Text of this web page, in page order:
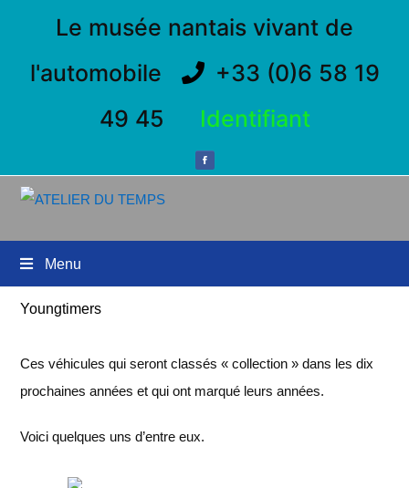
Le musée nantais vivant de
l'automobile
+33 (0)6 58 19
49 45
Identifiant
Menu
Youngtimers
Ces véhicules qui seront classés « collection » dans les dix
prochaines années et qui ont marqué leurs années.
Voici quelques uns d’entre eux.